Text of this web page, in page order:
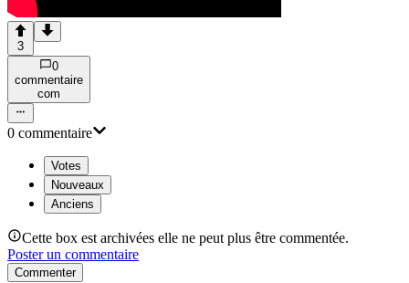
3
0
commentaire
com
0 commentaire
Votes
Nouveaux
Anciens
Cette box est archivées elle ne peut plus être commentée.
Poster un commentaire
Commenter